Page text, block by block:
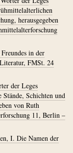
herausgegeben
in der
FMSt. 24
der Leges
Schichten und
von Ruth
11, Berlin –
I. Die Namen der